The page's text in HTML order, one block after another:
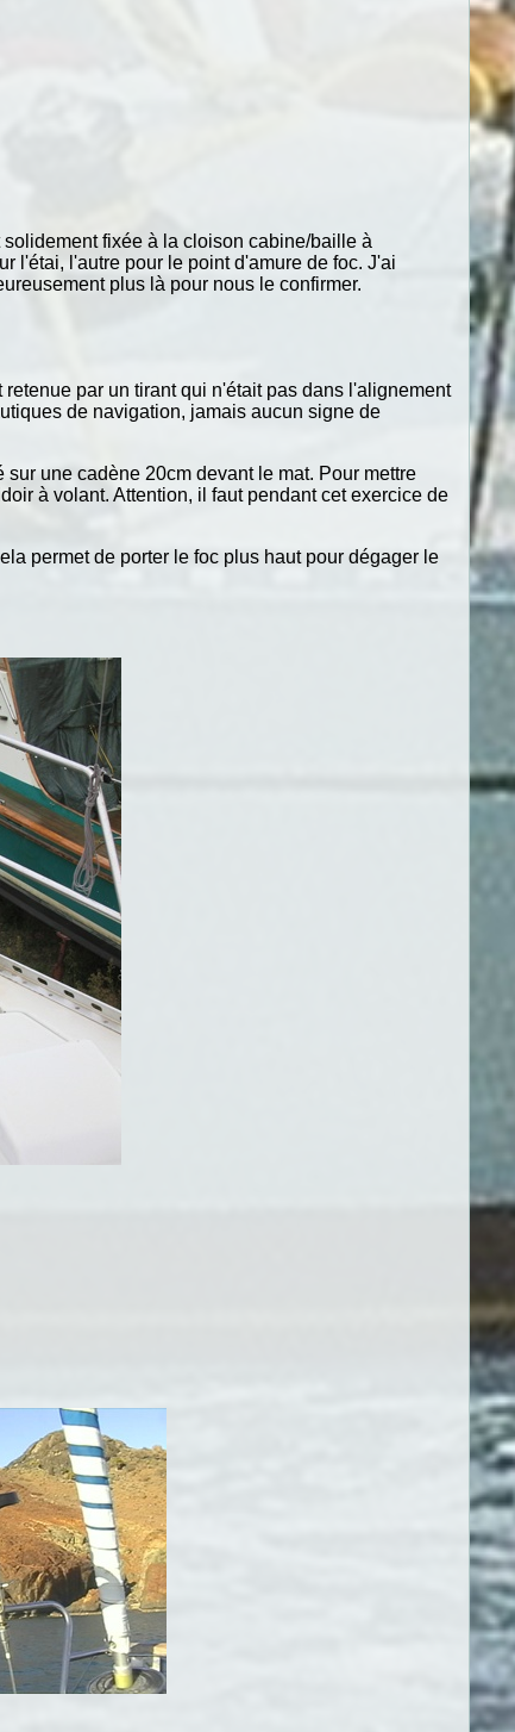
fixée à la cloison cabine/baille à
l'étai, l'autre pour le point d'amure de foc. J'ai
plus là pour nous le confirmer.
par un tirant qui n'était pas dans l'alignement
de navigation, jamais aucun signe de
une cadène 20cm devant le mat. Pour mettre
à volant. Attention, il faut pendant cet exercice de
permet de porter le foc plus haut pour dégager le